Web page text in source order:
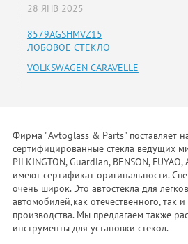
28 ЯНВ 2025
8579AGSHMVZ15
ЛОБОВОЕ СТЕКЛО
VOLKSWAGEN CARAVELLE
Фирма "Avtoglass & Parts" поставляет
сертифицированные стекла ведущих
PILKINGTON, Guardian, BENSON, FUYAO,
имеют сертификат оригинальности.
очень широк. Это автостекла для
автомобилей,как отечественного, так
производства. Мы предлагаем также
инструменты для установки стекол.